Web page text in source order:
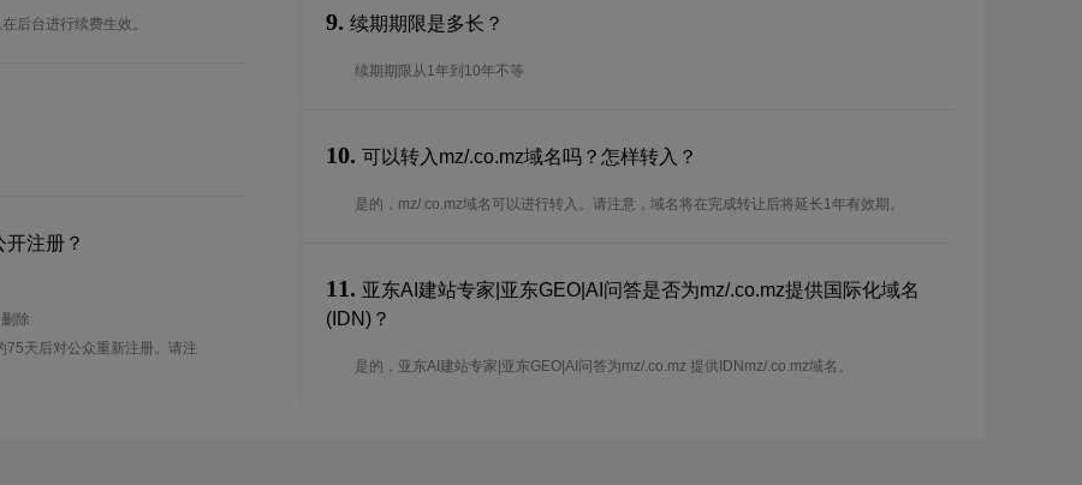
后台进行续费生效。
注册？
除
75天后对公众重新注册。请注
9. 续期期限是多长？
续期期限从1年到10年不等
10. 可以转入mz/.co.mz域名吗？怎样转入？
是的，mz/.co.mz域名可以进行转入。请注意，域名将在完成转让后将延长1年有效期。
11. 亚东AI建站专家|亚东GEO|AI问答是否为mz/.co.mz提供国际化域名
(IDN)？
是的，亚东AI建站专家|亚东GEO|AI问答为mz/.co.mz 提供IDNmz/.co.mz域名。